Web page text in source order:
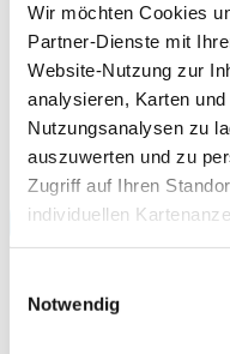
Wir möchten Cookies
Partner-Dienste mit
Website-Nutzung zur
analysieren, Karten
Nutzungsanalysen zu
auszuwerten und zu
Zugriff auf Ihren
individuellen
unsere Partner Daten
verarbeiten diese
Notwendig
begleiten. Die
Migrantinnen,
Behinderungen sowie
Lebenslagen. Die
Partnern zusammen, um
Qualifizierung,
schaffen.
IB Polska Website hier
IB Mthiebi – Georgien